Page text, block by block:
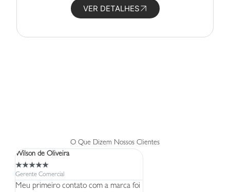
VER DETALHES
O Que Dizem Nossos Clientes
Wilson de Oliveira
★★★★★
Gerente Comercial
Meu primeiro contato com a marca foi